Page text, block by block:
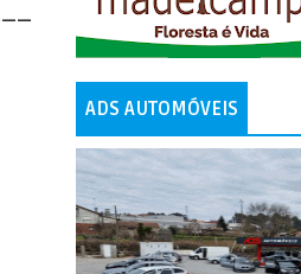
ADS AUTOMÓVEIS